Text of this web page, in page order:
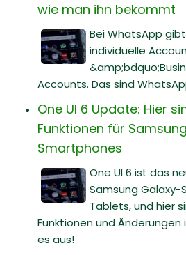
wie man ihn bekommt
Bei WhatsApp
individuelle
Accounts. Das sind
One UI 6 Update: Hier
Funktionen für
Smartphones
One UI 6 ist das
Samsung
Tablets, und hier
Funktionen und Änderungen
es aus!